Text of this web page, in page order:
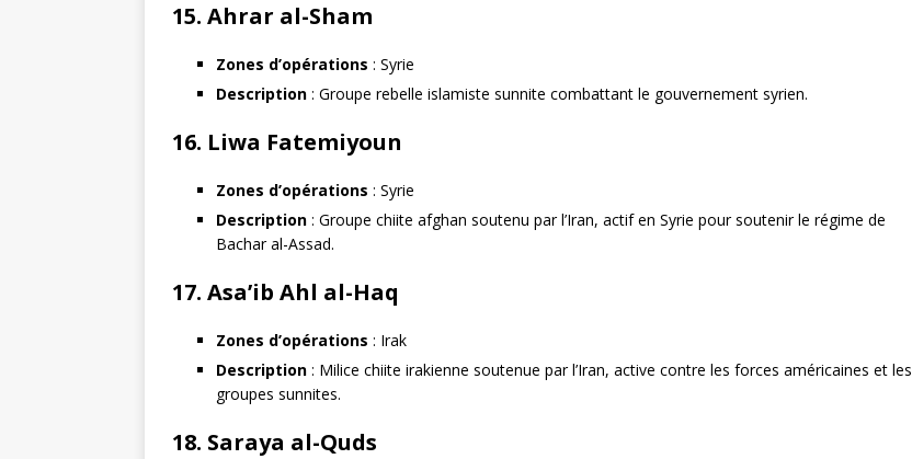
15. Ahrar al-Sham
Zones d’opérations : Syrie
Description : Groupe rebelle islamiste sunnite combattant le gouvernement syrien.
16. Liwa Fatemiyoun
Zones d’opérations : Syrie
Description : Groupe chiite afghan soutenu par l’Iran, actif en Syrie pour soutenir le régime de
Bachar al-Assad.
17. Asa’ib Ahl al-Haq
Zones d’opérations : Irak
Description : Milice chiite irakienne soutenue par l’Iran, active contre les forces américaines et les
groupes sunnites.
18. Saraya al-Quds